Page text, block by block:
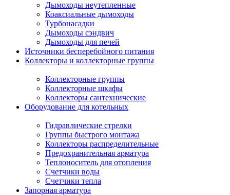
Дымоходы неутепленные
Коаксиальные дымоходы
Турбонасадки
Дымоходы сэндвич
Дымоходы для печей
Источники бесперебойного питания
Коллекторы и коллекторные группы
Коллекторные группы
Коллекторные шкафы
Коллекторы сантехнические
Оборудование для котельных
Гидравлические стрелки
Группы быстрого монтажа
Коллекторы распределительные
Предохранительная арматура
Теплоноситель для отопления
Счетчики воды
Счетчики тепла
Запорная арматура